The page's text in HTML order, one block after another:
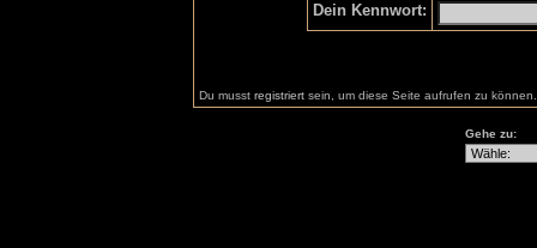
Dein Kennwort:
Du musst registriert sein, um diese Seite aufrufen zu können.
Gehe zu: